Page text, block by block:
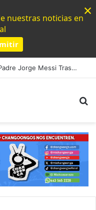
nuestras noticias en×
¡Tragedia Para Messi! Muere Su Padre Jorge Messi Tras Una Larga Enfermedad